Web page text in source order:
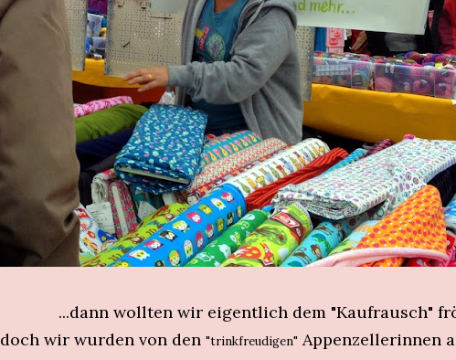
...dann wollten wir eigentlich dem "Kaufrausch"
doch wir wurden von den "trinkfreudigen" Appenzellerinnen